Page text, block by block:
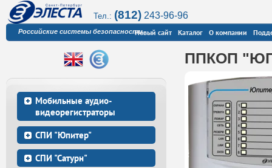
Тел.: (812) 243-96-96
Российские системы безопасностиНовый сайт Каталог О компании
ППКОП
Мобильные аудио-
видеорегистраторы
СПИ "Юпитер"
СПИ "Сатурн"